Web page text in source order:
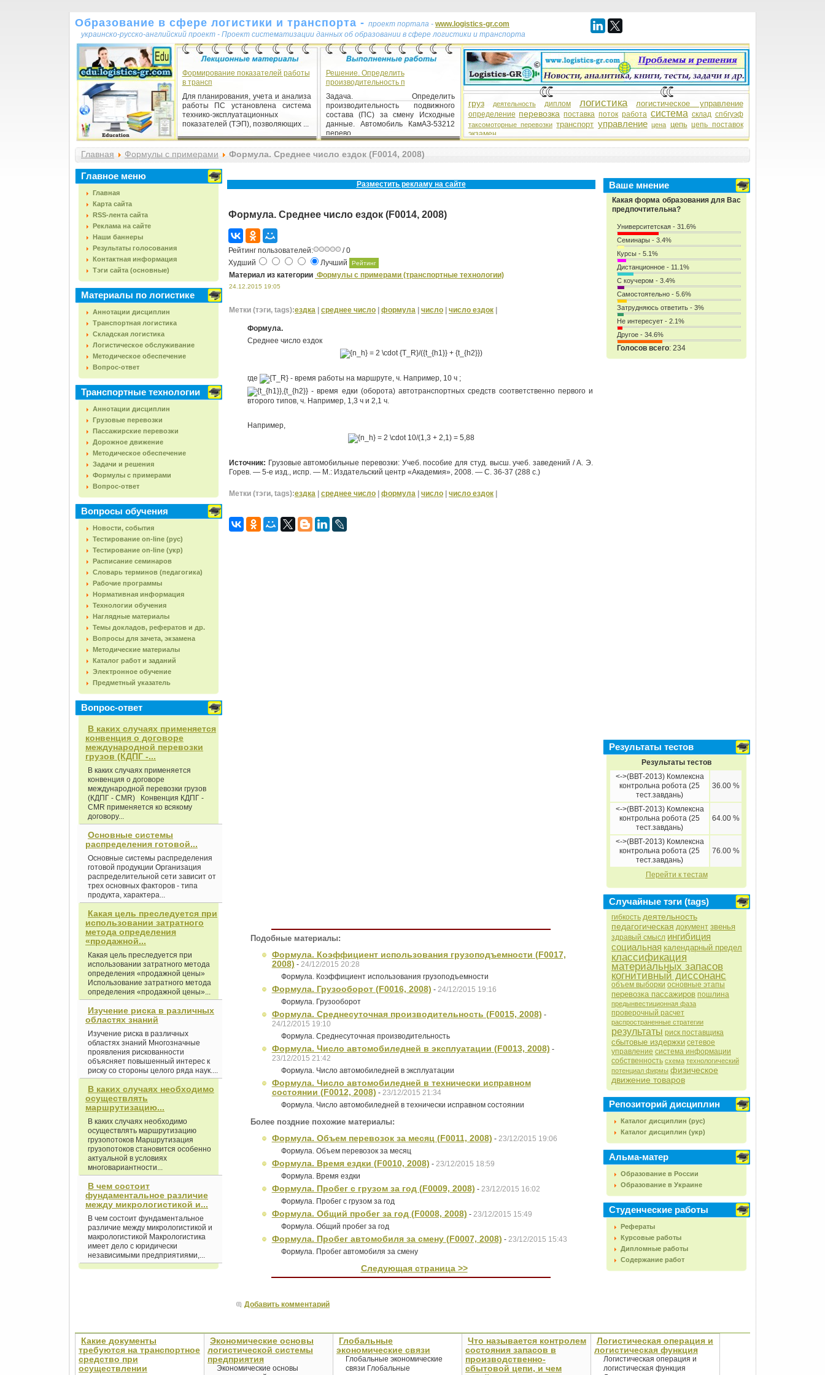
Образование в сфере логистики и транспорта - проект портала - www.logistics-gr.com
украинско-русско-английский проект - Проект систематизации данных об образовании в сфере логистики и транспорта
Формирование показателей работы
в трансп
Для планирования, учета и анализа
работы ПС установлена система
технико-эксплуатационных
показателей (ТЭП), позволяющих ...
Решение. Определить
производительность п
Задача. Определить
производительность подвижного
состава (ПС) за смену Исходные
данные. Автомобиль КамАЗ-53212
перево...
груз деятельность диплом логистика логистическое управление
определение перевозка поставка поток работа система склад спбгуэф
таксомоторные перевозки транспорт управление цена цепь цепь поставок
экзамен
Главная Формулы с примерами Формула. Среднее число ездок (F0014, 2008)
Главное меню
Главная
Карта сайта
RSS-лента сайта
Реклама на сайте
Наши баннеры
Результаты голосования
Контактная информация
Тэги сайта (основные)
Материалы по логистике
Аннотации дисциплин
Транспортная логистика
Складская логистика
Логистическое обслуживание
Методическое обеспечение
Вопрос-ответ
Транспортные технологии
Аннотации дисциплин
Грузовые перевозки
Пассажирские перевозки
Дорожное движение
Методическое обеспечение
Задачи и решения
Формулы с примерами
Вопрос-ответ
Вопросы обучения
Новости, события
Тестирование on-line (рус)
Тестирование on-line (укр)
Расписание семинаров
Словарь терминов (педагогика)
Рабочие программы
Нормативная информация
Технологии обучения
Наглядные материалы
Темы докладов, рефератов и др.
Вопросы для зачета, экзамена
Методические материалы
Каталог работ и заданий
Электронное обучение
Предметный указатель
Вопрос-ответ
В каких случаях применяется
конвенция о договоре
международной перевозки
грузов (КДПГ -...
В каких случаях применяется
конвенция о договоре
международной перевозки грузов
(КДПГ - CMR) Конвенция КДПГ -
CMR применяется ко всякому
договору...
Основные системы
распределения готовой...
Основные системы распределения
готовой продукции Организация
распределительной сети зависит от
трех основных факторов - типа
продукта, характера...
Какая цель преследуется при
использовании затратного
метода определения
«продажной...
Какая цель преследуется при
использовании затратного метода
определения «продажной цены»
Использование затратного метода
определения «продажной цены»...
Изучение риска в различных
областях знаний
Изучение риска в различных
областях знаний Многозначные
проявления рискованности
объясняет повышенный интерес к
риску со стороны целого ряда наук....
В каких случаях необходимо
осуществлять
маршрутизацию...
В каких случаях необходимо
осуществлять маршрутизацию
грузопотоков Маршрутизация
грузопотоков становится особенно
актуальной в условиях
многовариантности...
В чем состоит
фундаментальное различие
между микрологистикой и...
В чем состоит фундаментальное
различие между микрологистикой и
макрологистикой Макрологистика
имеет дело с юридически
независимыми предприятиями,...
Разместить рекламу на сайте
Формула. Среднее число ездок (F0014, 2008)
Рейтинг пользователей:
/ 0
Худший
Лучший
Материал из категории Формулы с примерами (транспортные технологии)
24.12.2015 19:05
Метки (тэги, tags):ездка среднее число формула число число ездок
Формула.
Среднее число ездок
где
- время работы на маршруте, ч. Например, 10 ч ;
- время едки (оборота) автотранспортных средств соответственно первого и
второго типов, ч. Например, 1,3 ч и 2,1 ч.
Например,
Источник: Грузовые автомобильные перевозки: Учеб. пособие для студ. высш. учеб. заведений / А. Э.
Горев. — 5-е изд., испр. — М.: Издательский центр «Академия», 2008. — С. 36-37 (288 с.)
Метки (тэги, tags):ездка среднее число формула число число ездок
Подобные материалы:
Формула. Коэффициент использования грузоподъемности (F0017,
2008) - 24/12/2015 20:28
Формула. Коэффициент использования грузоподъемности
Формула. Грузооборот (F0016, 2008) - 24/12/2015 19:16
Формула. Грузооборот
Формула. Среднесуточная производительность (F0015, 2008) -
24/12/2015 19:10
Формула. Среднесуточная производительность
Формула. Число автомобиледней в эксплуатации (F0013, 2008) -
23/12/2015 21:42
Формула. Число автомобиледней в эксплуатации
Формула. Число автомобиледней в технически исправном
состоянии (F0012, 2008) - 23/12/2015 21:34
Формула. Число автомобиледней в технически исправном состоянии
Более поздние похожие материалы:
Формула. Объем перевозок за месяц (F0011, 2008) - 23/12/2015 19:06
Формула. Объем перевозок за месяц
Формула. Время ездки (F0010, 2008) - 23/12/2015 18:59
Формула. Время ездки
Формула. Пробег с грузом за год (F0009, 2008) - 23/12/2015 16:02
Формула. Пробег с грузом за год
Формула. Общий пробег за год (F0008, 2008) - 23/12/2015 15:49
Формула. Общий пробег за год
Формула. Пробег автомобиля за смену (F0007, 2008) - 23/12/2015 15:43
Формула. Пробег автомобиля за смену
Следующая страница >>
Добавить комментарий
Ваше мнение
Какая форма образования для Вас
предпочтительна?
Университетская - 31.6%
Семинары - 3.4%
Курсы - 5.1%
Дистанционное - 11.1%
С коучером - 3.4%
Самостоятельно - 5.6%
Затрудняюсь ответить - 3%
Не интересует - 2.1%
Другое - 34.6%
Голосов всего: 234
Результаты тестов
Результаты тестов
<->(ВВТ-2013) Комлексна
контрольна робота (25
тест.завдань)
36.00 %
<->(ВВТ-2013) Комлексна
контрольна робота (25
тест.завдань)
64.00 %
<->(ВВТ-2013) Комлексна
контрольна робота (25
тест.завдань)
76.00 %
Перейти к тестам
Случайные тэги (tags)
гибкость деятельность
педагогическая документ звенья
здравый смысл ингибиция
социальная календарный предел
классификация
материальных запасов
когнитивный диссонанс
объем выборки основные этапы
перевозка пассажиров пошлина
предынвестиционная фаза
проверочный расчет
распространенные стратегии
результаты риск поставщика
сбытовые издержки сетевое
управление система информации
собственность схема технологический
потенциал фирмы физическое
движение товаров
Репозиторий дисциплин
Каталог дисциплин (рус)
Каталог дисциплин (укр)
Альма-матер
Образование в России
Образование в Украине
Студенческие работы
Рефераты
Курсовые работы
Дипломные работы
Содержание работ
Какие документы
требуются на транспортное
средство при
осуществлении
Экономические основы
логистической системы
предприятия
Экономические основы
Глобальные
экономические связи
Глобальные экономические
связи Глобальные
Что называется контролем
состояния запасов в
производственно-
сбытовой цепи, и чем
Логистическая операция и
логистическая функция
Логистическая операция и
логистическая функция